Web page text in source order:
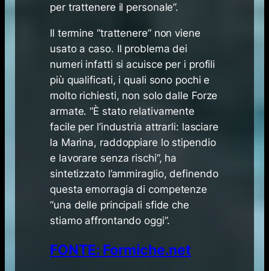
per trattenere il personale”.
Il termine “trattenere” non viene
usato a caso. Il problema dei
numeri infatti si acuisce per i profili
più qualificati, i quali sono pochi e
molto richiesti, non solo dalle Forze
armate. “È stato relativamente
facile per l’industria attrarli: lasciare
la Marina, raddoppiare lo stipendio
e lavorare senza rischi”, ha
sintetizzato l’ammiraglio, definendo
questa emorragia di competenze
“una delle principali sfide che
stiamo affrontando oggi”.
FONTE: Formiche.net